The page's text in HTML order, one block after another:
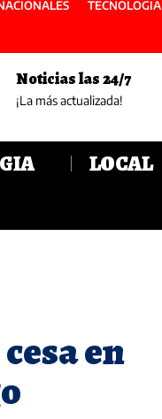
TECNOLOGIA
Noticias las 24/7
¡La más actualizada!
LOCAL
en